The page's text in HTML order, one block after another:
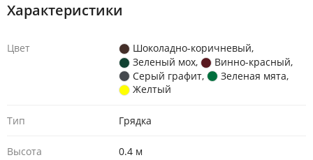
Характеристики
Цвет Шоколадно-коричневый,
Зеленый мох, Винно-красный,
Серый графит, Зеленая мята,
Желтый
Тип Грядка
Высота 0.4 м